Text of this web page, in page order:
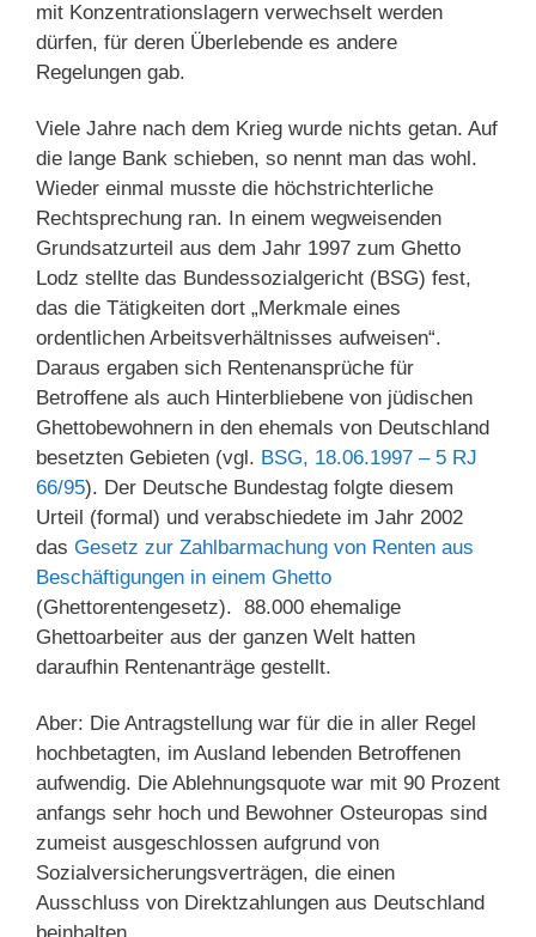
mit Konzentrationslagern verwechselt werden
dürfen, für deren Überlebende es andere
Regelungen gab.
Viele Jahre nach dem Krieg wurde nichts getan. Auf
die lange Bank schieben, so nennt man das wohl.
Wieder einmal musste die höchstrichterliche
Rechtsprechung ran. In einem wegweisenden
Grundsatzurteil aus dem Jahr 1997 zum Ghetto
Lodz stellte das Bundessozialgericht (BSG) fest,
das die Tätigkeiten dort „Merkmale eines
ordentlichen Arbeitsverhältnisses aufweisen“.
Daraus ergaben sich Rentenansprüche für
Betroffene als auch Hinterbliebene von jüdischen
Ghettobewohnern in den ehemals von Deutschland
besetzten Gebieten (vgl. BSG, 18.06.1997 – 5 RJ
66/95). Der Deutsche Bundestag folgte diesem
Urteil (formal) und verabschiedete im Jahr 2002
das Gesetz zur Zahlbarmachung von Renten aus
Beschäftigungen in einem Ghetto
(Ghettorentengesetz). 88.000 ehemalige
Ghettoarbeiter aus der ganzen Welt hatten
daraufhin Rentenanträge gestellt.
Aber: Die Antragstellung war für die in aller Regel
hochbetagten, im Ausland lebenden Betroffenen
aufwendig. Die Ablehnungsquote war mit 90 Prozent
anfangs sehr hoch und Bewohner Osteuropas sind
zumeist ausgeschlossen aufgrund von
Sozialversicherungsverträgen, die einen
Ausschluss von Direktzahlungen aus Deutschland